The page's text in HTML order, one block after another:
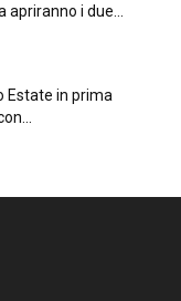
apriranno i due...
Estate in prima